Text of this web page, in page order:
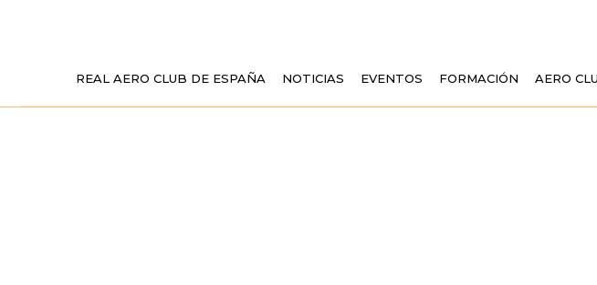
REAL AERO CLUB DE ESPAÑA NOTICIAS EVENTOS FORMACIÓN AERO